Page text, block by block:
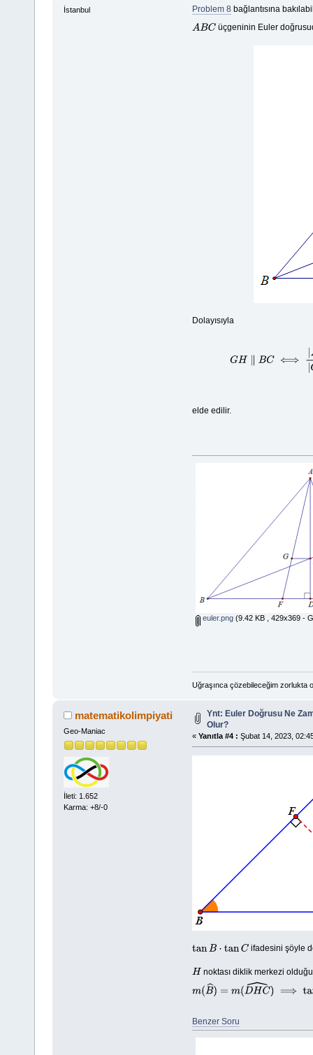
İstanbul
Problem 8 bağlantısına
ABC üçgeninin Euler
Dolayısıyla
elde edilir.
euler.png(9.42 KB , 429x369 -
Uğraşınca çözebileceğim zorlukta
matematikolimpiyati
Geo-Maniac
İleti: 1.652
Karma: +8/-0
Ynt: Euler Doğrusu Ne
Olur?
« Yanıtla #4 : Şubat 14, 2023,
tanB⋅tan C ifadesini şöyle
H noktası diklik merkezi
m(B^)= m( DHC^)⟹tan B⋅tan C=|
Benzer Soru